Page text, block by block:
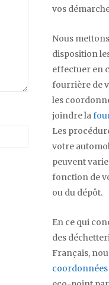
vos
Nous
disposition
effectuer en
fourrière de
les
joindre la
Les
votre
peuvent
fonction de
ou du dépôt.
En ce qui
des
Français,